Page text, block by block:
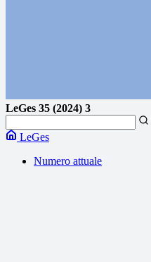
LeGes 35 (2024) 3
LeGes
Numero attuale